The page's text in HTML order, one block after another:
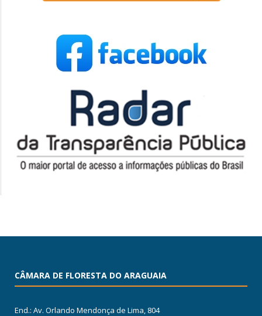
CÂMARA DE FLORESTA DO ARAGUAIA
End.: Av. Orlando Mendonça de Lima, 804